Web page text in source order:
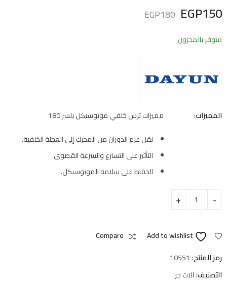
EGP150
EGP180
متوفر بالمخزون
المميزات:
مميزات ترس خلفي موتوسيكل بلسر 180
نقل عزم الدوران من المحرك إلى العجلة الخلفية.
التأثير على التسارع والسرعة القصوى.
الحفاظ على سلامة الموتوسيكل.
Add to wishlist
Compare
رمز المنتج: 10551
التصنيف:الات جر